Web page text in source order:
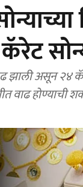
असून २४
वाढ होण्याची